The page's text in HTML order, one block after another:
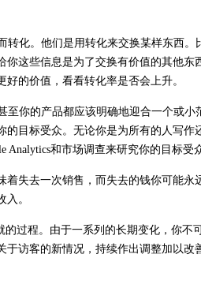
转化。他们是用转化来交换某样东西。
这些信息是为了交换有价值的其他东
的价值，看看转化率是否会上升。
至你的产品都应该明确地迎合一个或
目标受众。无论你是为所有的人写作
和市场调查来研究你的目标受
失去一次销售，而失去的钱你可能永
。
过程。由于一系列的长期变化，你不
访客的新情况，持续作出调整加以改